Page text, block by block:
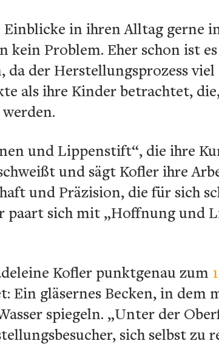
in ihren Alltag gerne
kein Problem. Eher schon ist
da der Herstellungsprozess
als ihre Kinder betrachtet,
und Lippenstift“, die ihre
und sägt Kofler ihre
und Präzision, die für sich
paart sich mit „Hoffnung und
Kofler punktgenau zum
Ein gläsernes Becken, in dem
spiegeln. „Unter der
sich selbst